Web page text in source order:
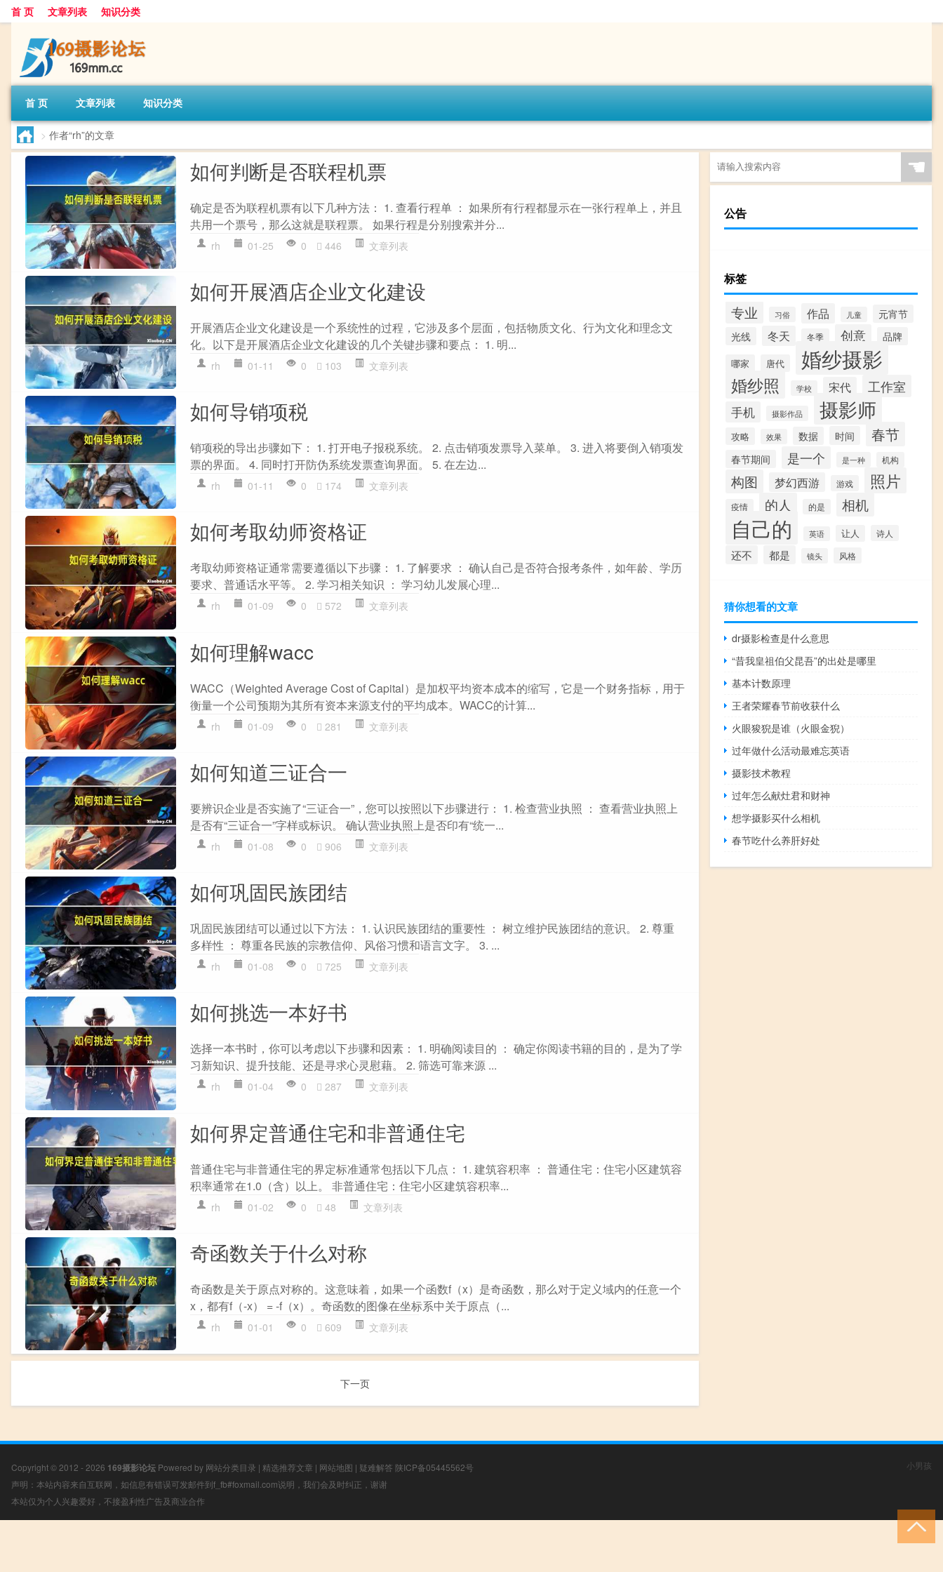
首 页 文章列表 知识分类
首 页 文章列表 知识分类
> 作者“rh”的文章
如何判断是否联程机票
确定是否为联程机票有以下几种方法： 1. 查看行程单 ： 如果所有行程都显示在一张行程单上，并且
共用一个票号，那么这就是联程票。 如果行程是分别搜索并分...
rh 01-25 0 446 文章列表
如何开展酒店企业文化建设
开展酒店企业文化建设是一个系统性的过程，它涉及多个层面，包括物质文化、行为文化和理念文
化。以下是开展酒店企业文化建设的几个关键步骤和要点： 1. 明...
rh 01-11 0 103 文章列表
如何导销项税
销项税的导出步骤如下： 1. 打开电子报税系统。 2. 点击销项发票导入菜单。 3. 进入将要倒入销项发
票的界面。 4. 同时打开防伪系统发票查询界面。 5. 在左边...
rh 01-11 0 174 文章列表
如何考取幼师资格证
考取幼师资格证通常需要遵循以下步骤： 1. 了解要求 ： 确认自己是否符合报考条件，如年龄、学历
要求、普通话水平等。 2. 学习相关知识 ： 学习幼儿发展心理...
rh 01-09 0 572 文章列表
如何理解wacc
WACC（Weighted Average Cost of Capital）是加权平均资本成本的缩写，它是一个财务指标，用于
衡量一个公司预期为其所有资本来源支付的平均成本。WACC的计算...
rh 01-09 0 281 文章列表
如何知道三证合一
要辨识企业是否实施了“三证合一”，您可以按照以下步骤进行： 1. 检查营业执照 ： 查看营业执照上
是否有“三证合一”字样或标识。 确认营业执照上是否印有“统一...
rh 01-08 0 906 文章列表
如何巩固民族团结
巩固民族团结可以通过以下方法： 1. 认识民族团结的重要性 ： 树立维护民族团结的意识。 2. 尊重
多样性 ： 尊重各民族的宗教信仰、风俗习惯和语言文字。 3. ...
rh 01-08 0 725 文章列表
如何挑选一本好书
选择一本书时，你可以考虑以下步骤和因素： 1. 明确阅读目的 ： 确定你阅读书籍的目的，是为了学
习新知识、提升技能、还是寻求心灵慰藉。 2. 筛选可靠来源 ...
rh 01-04 0 287 文章列表
如何界定普通住宅和非普通住宅
普通住宅与非普通住宅的界定标准通常包括以下几点： 1. 建筑容积率 ： 普通住宅：住宅小区建筑容
积率通常在1.0（含）以上。 非普通住宅：住宅小区建筑容积率...
rh 01-02 0 48 文章列表
奇函数关于什么对称
奇函数是关于原点对称的。这意味着，如果一个函数f（x）是奇函数，那么对于定义域内的任意一个
x，都有f（-x） = -f（x）。奇函数的图像在坐标系中关于原点（...
rh 01-01 0 609 文章列表
下一页
☚
公告
标签
专业 习俗 作品 儿童
元宵节
光线
冬天 冬季 创意 品牌
哪家 唐代 婚纱摄影
婚纱照 学校 宋代 工作室
手机 摄影作品 摄影师
攻略 效果 数据 时间 春节
春节期间 是一个 是一种 机构
构图 梦幻西游 游戏 照片
疫情 的人 的是 相机
自己的 英语 让人 诗人
还不 都是 镜头 风格
猜你想看的文章
dr摄影检查是什么意思
“昔我皇祖伯父昆吾”的出处是哪里
基本计数原理
王者荣耀春节前收获什么
火眼狻猊是谁（火眼金猊）
过年做什么活动最难忘英语
摄影技术教程
过年怎么献灶君和财神
想学摄影买什么相机
春节吃什么养肝好处
Copyright © 2012 - 2026 169摄影论坛 Powered by 网站分类目录 | 精选推荐文章 | 网站地图 | 疑难解答 陕ICP备05445562号
声明：本站内容来自互联网，如信息有错误可发邮件到f_fb#foxmail.com说明，我们会及时纠正，谢谢
本站仅为个人兴趣爱好，不接盈利性广告及商业合作
小男孩